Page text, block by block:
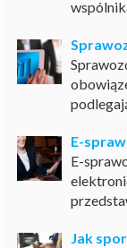
E-
E-
Jak